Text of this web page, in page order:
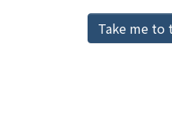
Download Ranking
Take me to